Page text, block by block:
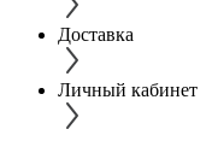
Доставка
Личный кабинет